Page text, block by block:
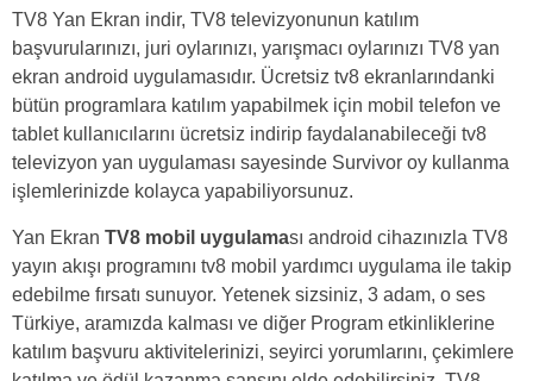
TV8 Yan Ekran indir, TV8 televizyonunun katılım
başvurularınızı, juri oylarınızı, yarışmacı oylarınızı TV8 yan
ekran android uygulamasıdır. Ücretsiz tv8 ekranlarındanki
bütün programlara katılım yapabilmek için mobil telefon ve
tablet kullanıcılarını ücretsiz indirip faydalanabileceği tv8
televizyon yan uygulaması sayesinde Survivor oy kullanma
işlemlerinizde kolayca yapabiliyorsunuz.
Yan Ekran TV8 mobil uygulaması android cihazınızla TV8
yayın akışı programını tv8 mobil yardımcı uygulama ile takip
edebilme fırsatı sunuyor. Yetenek sizsiniz, 3 adam, o ses
Türkiye, aramızda kalması ve diğer Program etkinliklerine
katılım başvuru aktivitelerinizi, seyirci yorumlarını, çekimlere